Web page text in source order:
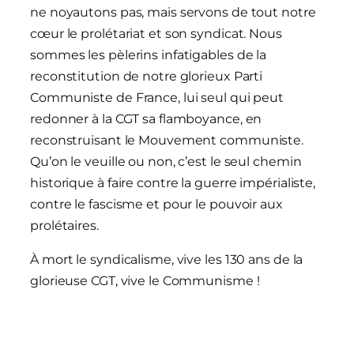
ne noyautons pas, mais servons de tout notre
cœur le prolétariat et son syndicat. Nous
sommes les pèlerins infatigables de la
reconstitution de notre glorieux Parti
Communiste de France, lui seul qui peut
redonner à la CGT sa flamboyance, en
reconstruisant le Mouvement communiste.
Qu’on le veuille ou non, c’est le seul chemin
historique à faire contre la guerre impérialiste,
contre le fascisme et pour le pouvoir aux
prolétaires.
À mort le syndicalisme, vive les 130 ans de la
glorieuse CGT, vive le Communisme !